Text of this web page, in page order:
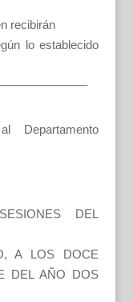
recibirán
lo establecido
Departamento
DEL
A LOS DOCE
DEL AÑO DOS